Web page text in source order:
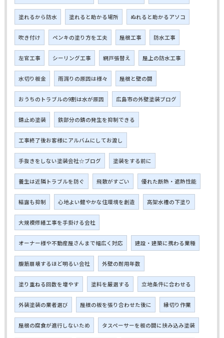
塗れるから防水 塗れると助かる場所 ぬれると助かるアソコ
吹き付け ペンキの塗り方を工夫 屋根工事 防水工事
左官工事 シーリング工事 網戸張替え 屋上の防水工事
水切り板金 雨漏りの原因は様々 屋根と壁の間
おうちのトラブルの9割は水が原因 広島市の外壁塗装ブログ
錆止め塗装 鉄部分の錆の発生を抑制できる
工事終了後お客様にアルバムにしてお渡し
手抜きをしない塗装会社☆ブログ 塗装をする前に
養生は近隣トラブルを防ぐ 飛散がすごい 優れた断熱・遮熱性能
結露も抑制 心地よい健やかな住環境を創造 高架水槽の下塗り
大規模修繕工事を手掛ける会社
オーナー様や不動産屋さんまで幅広く対応 建設・建築に携わる業種
腹筋崩壊するほど明るい会社 外壁の耐用年数
塗り重ねる回数を増やす 塗料を厳選する 立地条件に合わせる
外装塗装の業者選び 屋根の板を張り合わせた後に 縁切り作業
屋根の腐食が進行しないため タスペーサーを板の間に挟み込み塗装